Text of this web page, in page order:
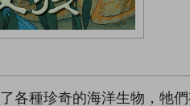
各種珍奇的海洋生物，牠